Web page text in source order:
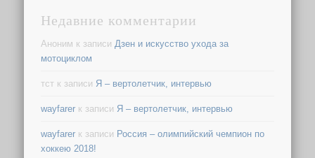
Недавние комментарии
Аноним к записи Дзен и искусство ухода за
мотоциклом
тст к записи Я – вертолетчик, интервью
wayfarer к записи Я – вертолетчик, интервью
wayfarer к записи Россия – олимпийский чемпион по
хоккею 2018!